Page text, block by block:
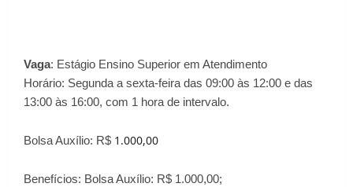
Vaga: Estágio Ensino Superior em Atendimento
Horário: Segunda a sexta-feira das 09:00 às 12:00 e das
13:00 às 16:00, com 1 hora de intervalo.
Bolsa Auxílio: R$ 1.000,00
Benefícios: Bolsa Auxílio: R$ 1.000,00;